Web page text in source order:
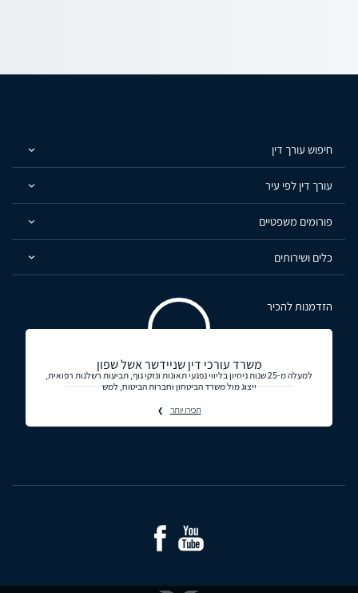
חיפוש עורך דין
עורך דין לפי עיר
פורומים משפטיים
כלים ושירותים
הזדמנות להכיר
משרד עורכי דין שניידשר אשל שפון
למעלה מ-25 שנות ניסיון בליווי נפגעי תאונות ונזקי גוף, תביעות רשלנות רפואית,
ייצוג מול משרד הביטחון וחברות הביטוח, למש
תכירו יותר